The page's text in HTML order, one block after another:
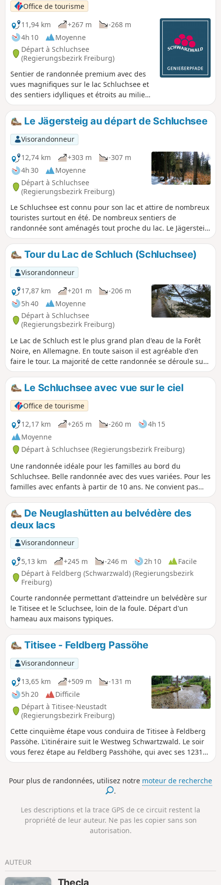
Office de tourisme
11,94 km
+267 m
-268 m
4h 10
Moyenne
Départ à Schluchsee
(Regierungsbezirk Freiburg)
Sentier de randonnée premium avec des
vues magnifiques sur le lac Schluchsee et
des sentiers idylliques et étroits au milieu
du paysage de rêve de la Haute Forêt-
Noire.Le Jägersteig au départ de Schluchsee
Visorandonneur
12,74 km
+303 m
-307 m
4h 30
Moyenne
Départ à Schluchsee
(Regierungsbezirk Freiburg)
Le Schluchsee est connu pour son lac et attire de nombreux
touristes surtout en été. De nombreux sentiers de
randonnée sont aménagés tout proche du lac. Le Jägersteig
(basé sur un ancien parcours des chasseurs) offre en
alternance un cheminement au bord du lac et une élévation
dans la forêt avoisinante qui surplombe le lac. Plusieurs
points de vue panoramique agrémentent cet itinéraire.
Tour du Lac de Schluch (Schluchsee)
Visorandonneur
17,87 km
+201 m
-206 m
5h 40
Moyenne
Départ à Schluchsee
(Regierungsbezirk Freiburg)
Le Lac de Schluch est le plus grand plan d'eau de la Forêt
Noire, en Allemagne. En toute saison il est agréable d'en
faire le tour. La majorité de cette randonnée se déroule sur
un sentier assez ombragé en bordure du lac.
Le Schluchsee avec vue sur le ciel
Office de tourisme
12,17 km
+265 m -260 m
4h 15
Moyenne
Départ à Schluchsee (Regierungsbezirk Freiburg)
Une randonnée idéale pour les familles au bord du
Schluchsee. Belle randonnée avec des vues variées. Pour les
familles avec enfants à partir de 10 ans. Ne convient pas
aux poussettes.
De Neuglashütten au belvédère des
deux lacs
Visorandonneur
5,13 km
+245 m -246 m 2h 10
Facile
Départ à Feldberg (Schwarzwald) (Regierungsbezirk
Freiburg)
Courte randonnée permettant d'atteindre un belvédère sur
le Titisee et le Scluchsee, loin de la foule. Départ d'un
hameau aux maisons typiques.
Titisee - Feldberg Passöhe
Visorandonneur
13,65 km
+509 m
-131 m
5h 20
Difficile
Départ à Titisee-Neustadt
(Regierungsbezirk Freiburg)
Cette cinquième étape vous conduira de Titisee à Feldberg
Passöhe. L'itinéraire suit le Westweg Schwartzwald. Le soir
vous ferez étape au Feldberg Passhöhe, qui avec ses 1231m
d'altitude, est le deuxième col de montagne le plus élevé
Pour plus de randonnées, utilisez notre moteur de recherche
.
Les descriptions et la trace GPS de ce circuit restent la
propriété de leur auteur. Ne pas les copier sans son
autorisation.
AUTEUR